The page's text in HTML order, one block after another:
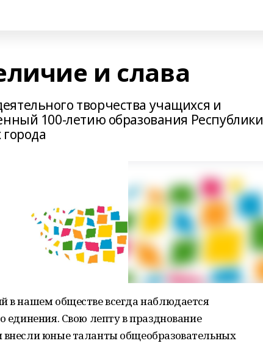
и слава
творчества учащихся и
100-летию образования Республики
в нашем обществе всегда наблюдается
единения. Свою лепту в празднование
внесли юные таланты общеобразовательных